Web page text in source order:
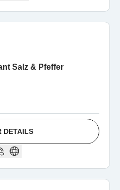
Salz & Pfeffer
DETAILS